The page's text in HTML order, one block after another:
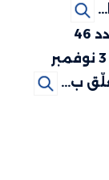
القانون عدد 46
المؤرّخ في 3 نوفمبر